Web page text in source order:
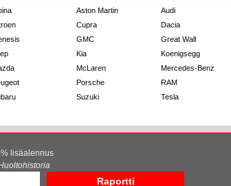
Aston Martin Audi
Cupra Dacia
GMC Great Wall
Kia Koenigsegg
McLaren Mercedes-Benz
Porsche RAM
Suzuki Tesla
lisäalennus
Raportti